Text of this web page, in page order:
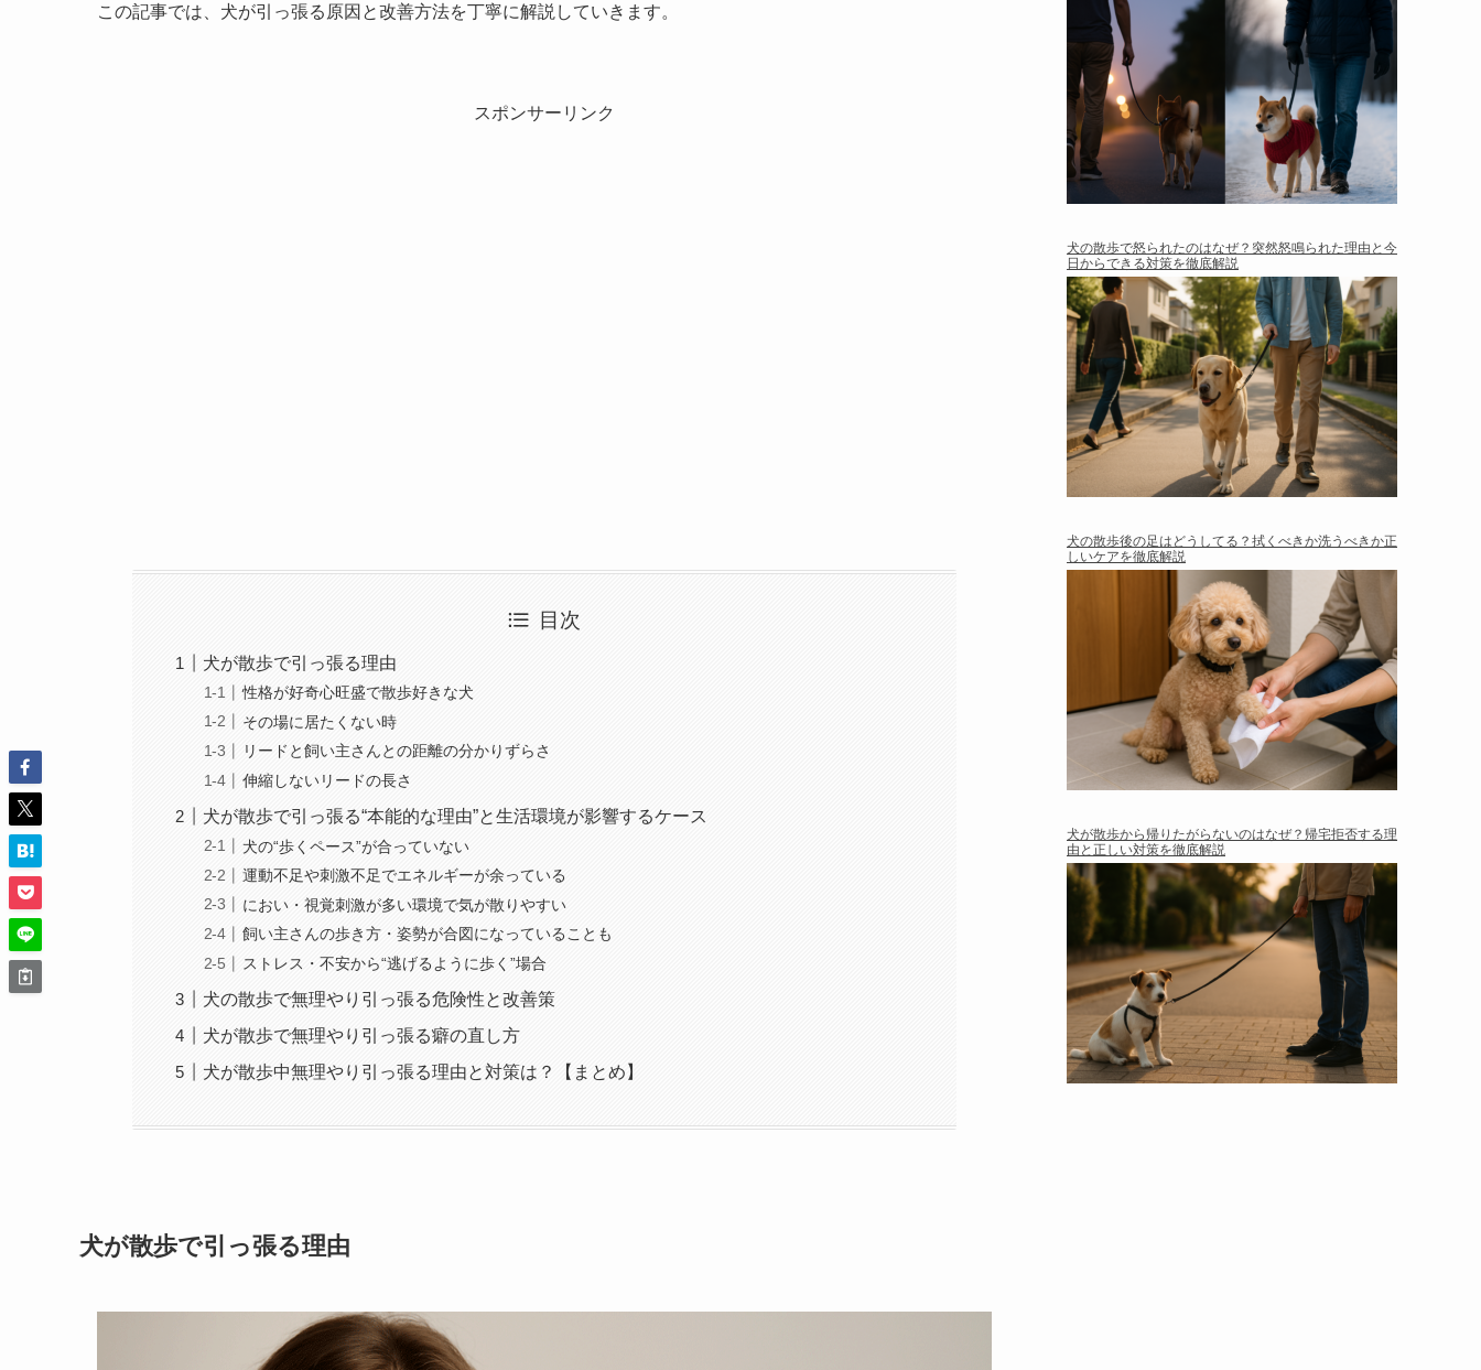
この記事では、犬が引っ張る原因と改善方法を丁寧に解説していきます。
スポンサーリンク
目次
犬が散歩で引っ張る理由
性格が好奇心旺盛で散歩好きな犬
その場に居たくない時
リードと飼い主さんとの距離の分かりずらさ
伸縮しないリードの長さ
犬が散歩で引っ張る“本能的な理由”と生活環境が影響するケース
犬の“歩くペース”が合っていない
運動不足や刺激不足でエネルギーが余っている
におい・視覚刺激が多い環境で気が散りやすい
飼い主さんの歩き方・姿勢が合図になっていることも
ストレス・不安から“逃げるように歩く”場合
犬の散歩で無理やり引っ張る危険性と改善策
犬が散歩で無理やり引っ張る癖の直し方
犬が散歩中無理やり引っ張る理由と対策は？【まとめ】
犬が散歩で引っ張る理由
犬の散歩で怒られたのはなぜ？突然怒鳴られた理由と今
日からできる対策を徹底解説
犬の散歩後の足はどうしてる？拭くべきか洗うべきか正
しいケアを徹底解説
犬が散歩から帰りたがらないのはなぜ？帰宅拒否する理
由と正しい対策を徹底解説